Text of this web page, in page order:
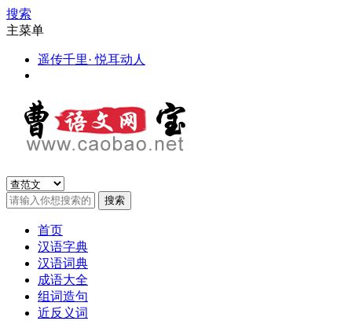
搜索
主菜单
遥传千里· 悦耳动人
首页
汉语字典
汉语词典
成语大全
组词造句
近反义词